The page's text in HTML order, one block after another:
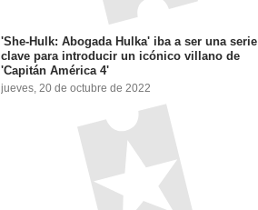
'She-Hulk: Abogada Hulka' iba a ser una serie
clave para introducir un icónico villano de
'Capitán América 4'
jueves, 20 de octubre de 2022